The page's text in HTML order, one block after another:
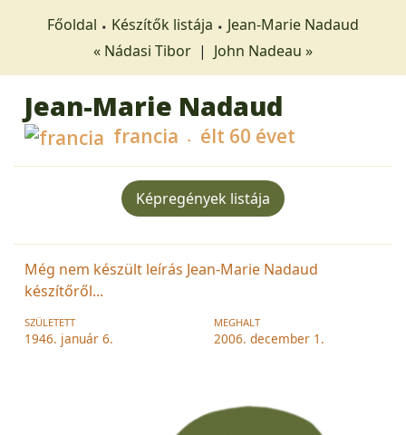
Főoldal Készítők listája
Jean-Marie Nadaud
« Nádasi Tibor | John Nadeau »
Jean-Marie Nadaud
francia élt 60 évet
Képregények listája
Még nem készült leírás Jean-Marie Nadaud
készítőről...
SZÜLETETT
1946. január 6.
MEGHALT
2006. december 1.